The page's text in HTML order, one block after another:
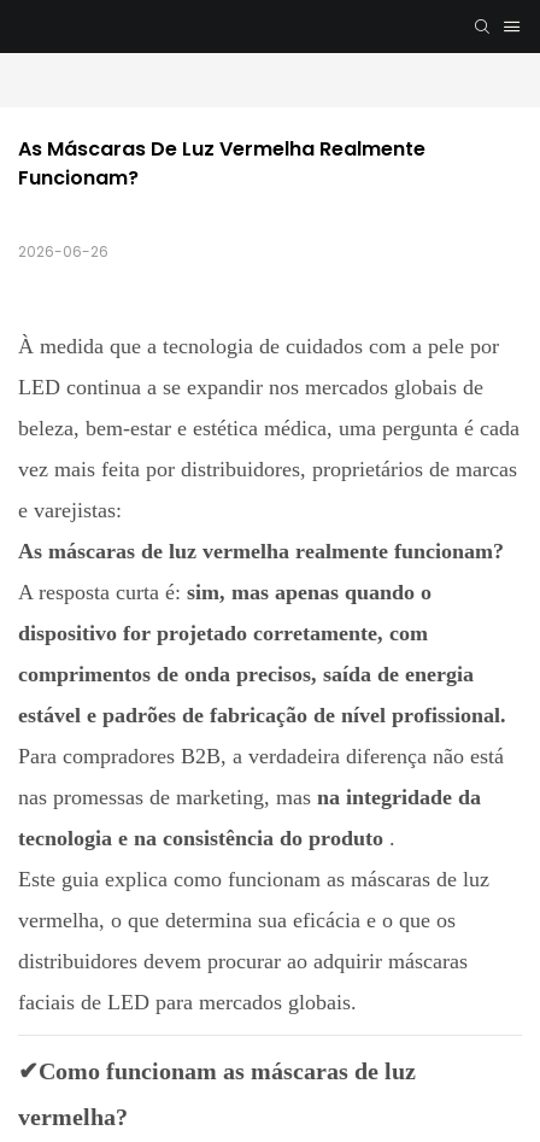
As Máscaras De Luz Vermelha Realmente
Funcionam?
2026-06-26
À medida que a tecnologia de cuidados com a pele por
LED continua a se expandir nos mercados globais de
beleza, bem-estar e estética médica, uma pergunta é cada
vez mais feita por distribuidores, proprietários de marcas
e varejistas:
As máscaras de luz vermelha realmente funcionam?
A resposta curta é: sim, mas apenas quando o
dispositivo for projetado corretamente, com
comprimentos de onda precisos, saída de energia
estável e padrões de fabricação de nível profissional.
Para compradores B2B, a verdadeira diferença não está
nas promessas de marketing, mas na integridade da
tecnologia e na consistência do produto .
Este guia explica como funcionam as máscaras de luz
vermelha, o que determina sua eficácia e o que os
distribuidores devem procurar ao adquirir máscaras
faciais de LED para mercados globais.
✔Como funcionam as máscaras de luz
vermelha?